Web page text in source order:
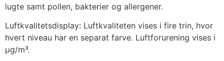
lugte samt pollen, bakterier og allergener.
Luftkvalitetsdisplay: Luftkvaliteten vises i fire trin, hvor
hvert niveau har en separat farve. Luftforurening vises i
µg/m³.